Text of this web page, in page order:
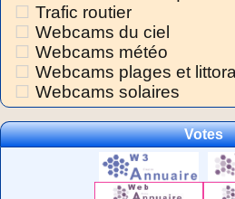
Trafic routier
Webcams du ciel
Webcams météo
Webcams plages et
Webcams solaires
Votes